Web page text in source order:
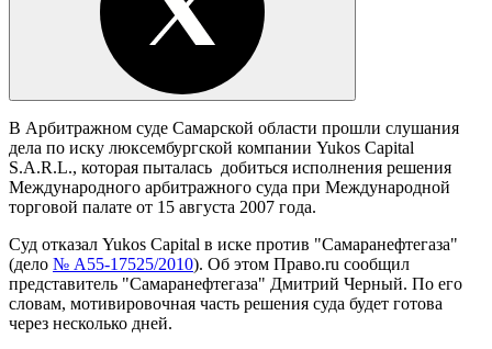
В Арбитражном суде Самарской области прошли слушания
дела по иску люксембургской компании Yukos Capital
S.A.R.L., которая пыталась добиться исполнения решения
Международного арбитражного суда при Международной
торговой палате от 15 августа 2007 года.
Суд отказал Yukos Capital в иске против "Самаранефтегаза"
(дело № А55-17525/2010). Об этом Право.ru сообщил
представитель "Самаранефтегаза" Дмитрий Черный. По его
словам, мотивировочная часть решения суда будет готова
через несколько дней.